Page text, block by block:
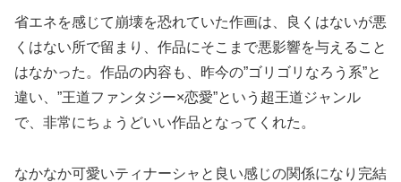
省エネを感じて崩壊を恐れていた作画は、良くはないが悪
くはない所で留まり、作品にそこまで悪影響を与えること
はなかった。作品の内容も、昨今の”ゴリゴリなろう系”と
違い、”王道ファンタジー×恋愛”という超王道ジャンル
で、非常にちょうどいい作品となってくれた。
なかなか可愛いティナーシャと良い感じの関係になり完結